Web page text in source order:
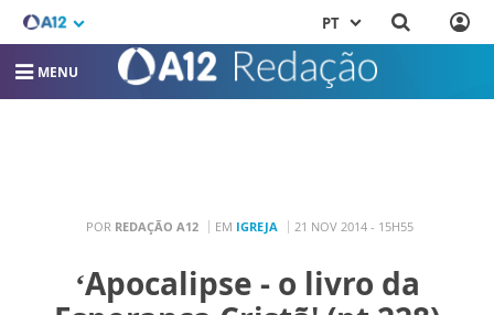
PT
MENU
POR REDAÇÃO A12 EM IGREJA 21 NOV 2014 - 15H55
‘Apocalipse - o livro da